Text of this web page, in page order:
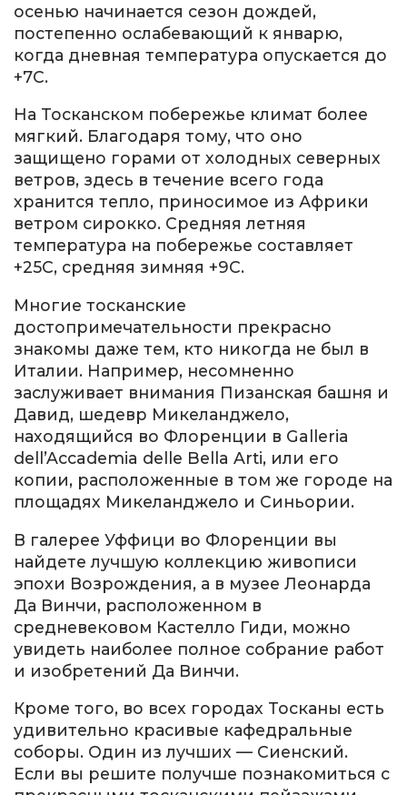
осенью начинается сезон дождей,
постепенно ослабевающий к январю,
когда дневная температура опускается до
+7С.
На Тосканском побережье климат более
мягкий. Благодаря тому, что оно
защищено горами от холодных северных
ветров, здесь в течение всего года
хранится тепло, приносимое из Африки
ветром сирокко. Средняя летняя
температура на побережье составляет
+25С, средняя зимняя +9С.
Многие тосканские
достопримечательности прекрасно
знакомы даже тем, кто никогда не был в
Италии. Например, несомненно
заслуживает внимания Пизанская башня и
Давид, шедевр Микеланджело,
находящийся во Флоренции в Galleria
dell’Accademia delle Bella Arti, или его
копии, расположенные в том же городе на
площадях Микеланджело и Синьории.
В галерее Уффици во Флоренции вы
найдете лучшую коллекцию живописи
эпохи Возрождения, а в музее Леонарда
Да Винчи, расположенном в
средневековом Кастелло Гиди, можно
увидеть наиболее полное собрание работ
и изобретений Да Винчи.
Кроме того, во всех городах Тосканы есть
удивительно красивые кафедральные
соборы. Один из лучших — Сиенский.
Если вы решите получше познакомиться с